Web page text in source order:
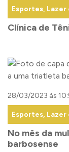
Esportes,
Clínica de
28/03/2023 às
Esportes,
No mês da
barbosense